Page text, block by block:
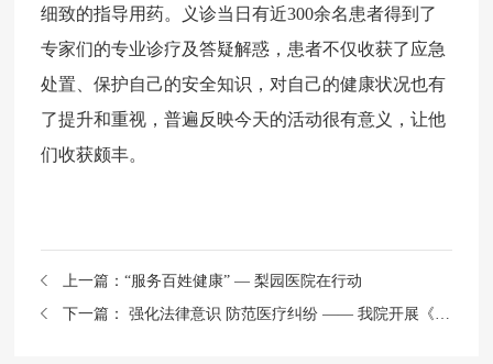
细致的指导用药。义诊当日有近300余名患者得到了
专家们的专业诊疗及答疑解惑，患者不仅收获了应急
处置、保护自己的安全知识，对自己的健康状况也有
了提升和重视，普遍反映今天的活动很有意义，让他
们收获颇丰。
上一篇：“服务百姓健康” — 梨园医院在行动
下一篇：